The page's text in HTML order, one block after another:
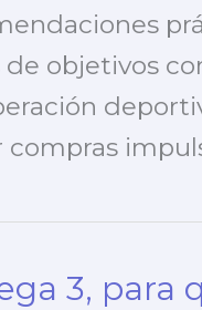
de objetivos
compras
3, para